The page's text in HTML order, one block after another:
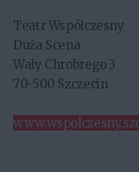
Teatr Współczesny
Duża Scena
Wały Chrobrego 3
70-500 Szczecin